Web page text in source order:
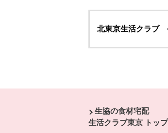
北東京生活クラブ
生協の食材宅配
生活クラブ東京 トップ